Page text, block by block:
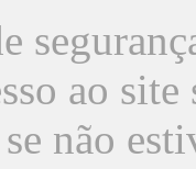
ao
não